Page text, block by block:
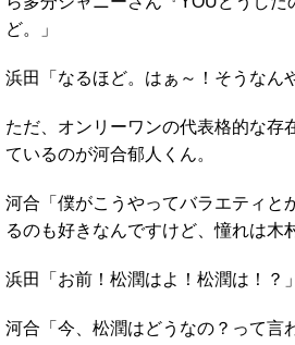
ど。」
浜田「なるほど。はぁ～！そうなん
ただ、オンリーワンの代表格的な存
ているのが河合郁人くん。
河合「僕がこうやってバラエティと
るのも好きなんですけど、憧れは木
浜田「お前！松潤はよ！松潤は！？」
河合「今、松潤はどうなの？って言